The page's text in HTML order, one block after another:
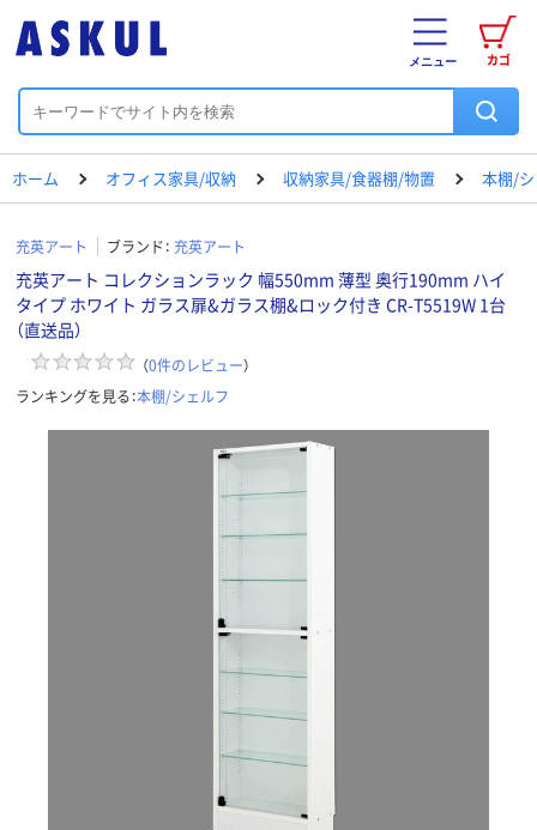
カゴ
メニュー
ホーム オフィス家具/収納 収納家具/食器棚/物置 本棚/
充英アート ブランド： 充英アート
充英アート コレクションラック 幅550mm 薄型 奥行190mm ハイ
タイプ ホワイト ガラス扉&ガラス棚&ロック付き CR-T5519W 1台
（直送品）
（0件のレビュー）
ランキングを見る：本棚/シェルフ